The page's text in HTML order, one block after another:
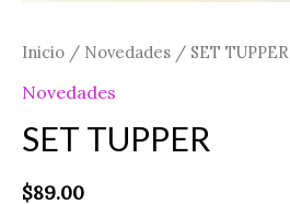
Inicio / Novedades / SET TUPPER
Novedades
SET TUPPER
$89.00